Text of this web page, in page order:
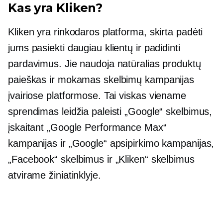
Kas yra Kliken?
Kliken yra rinkodaros platforma, skirta padėti
jums pasiekti daugiau klientų ir padidinti
pardavimus. Jie naudoja natūralias produktų
paieškas ir mokamas skelbimų kampanijas
įvairiose platformose. Taiviskas viename
sprendimas leidžia paleisti „Google“ skelbimus,
įskaitant „Google Performance Max“
kampanijas ir „Google“ apsipirkimo kampanijas,
„Facebook“ skelbimus ir „Kliken“ skelbimus
atvirame žiniatinklyje.